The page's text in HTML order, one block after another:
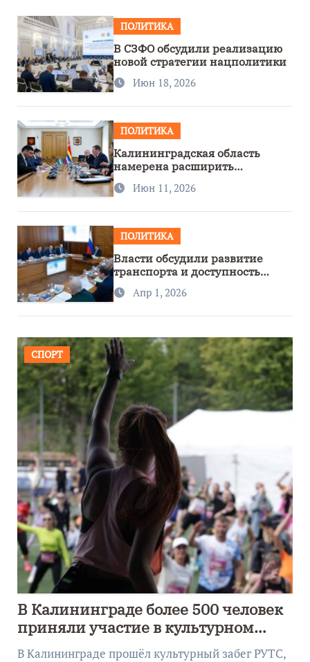
ПОЛИТИКА
В СЗФО обсудили реализацию
новой стратегии нацполитики
Июн 18, 2026
ПОЛИТИКА
Калининградская область
намерена расширить
сотрудничество с Узбекистаном
Июн 11, 2026
ПОЛИТИКА
Власти обсудили развитие
транспорта и доступность
региона
Апр 1, 2026
СПОРТ
В Калининграде более 500 человек
приняли участие в культурном
забеге
В Калининграде прошёл культурный забег РУТС,